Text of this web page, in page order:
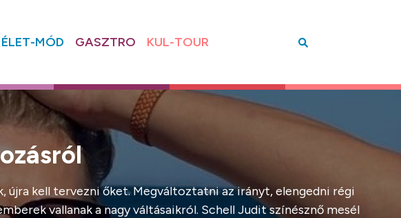
ÉLET-MÓD GASZTRO KUL-TOUR
újra kell tervezni őket. Megváltoztatni az irányt, elengedni régi
vallanak a nagy váltásaikról. Schell Judit színésznő mesél